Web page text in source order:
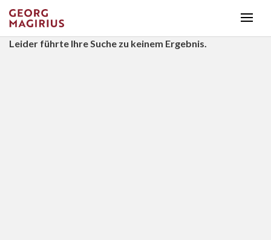
Leider führte Ihre Suche zu keinem Ergebnis.